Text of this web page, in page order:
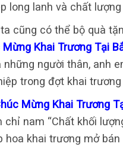
long lanh và chất
cũng có thể bộ quà
Khai Trương Tại
những người thân, anh
trong đợt khai
Mừng Khai Trương
chỉ nam “Chất khối
hoa khai trương mở